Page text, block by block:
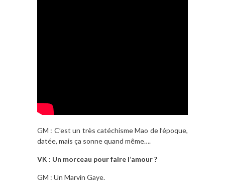
GM : C’est un très catéchisme Mao de l’époque,
datée, mais ça sonne quand même….
VK : Un morceau pour faire l’amour ?
GM : Un Marvin Gaye.